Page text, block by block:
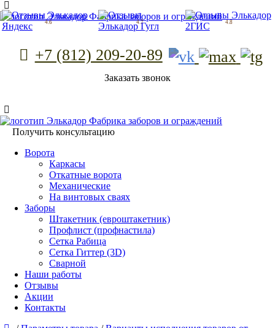
Фабрика заборов и ограждений
4.6 4.7 4.8
+7 (812) 209-20-89
Заказать звонок
Фабрика заборов и ограждений
Получить консультацию
Ворота
Каркасы
Откатные ворота
Механические
На винтовых сваях
Заборы
Штакетник (евроштакетник)
Профлист (профнастила)
Сетка Рабица
Сетка Гиттер (3D)
Сварной
Наши работы
Отзывы
Акции
Контакты